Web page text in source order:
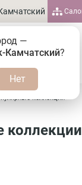
—
Камчатский?
коллекции